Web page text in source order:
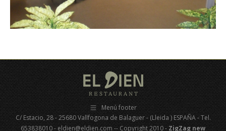
Menú footer
C/ Estacio, 28 - 25680 Vallfogona de Balaguer - (Lleida ) ESPAÑA - Tel.
653838010 - eldien@eldien.com -- Copyright 2010 -ZigZag new